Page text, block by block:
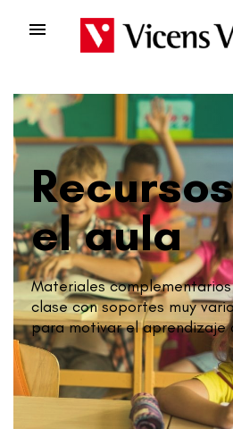

el aula
Materiales
clase con soportes muy
para motivar el aprendizaje